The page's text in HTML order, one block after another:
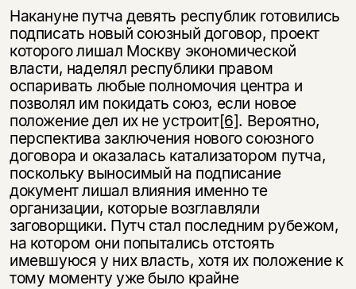
Накануне путча девять республик готовились
подписать новый союзный договор, проект
которого лишал Москву экономической
власти, наделял республики правом
оспаривать любые полномочия центра и
позволял им покидать союз, если новое
положение дел их не устроит[6]. Вероятно,
перспектива заключения нового союзного
договора и оказалась катализатором путча,
поскольку выносимый на подписание
документ лишал влияния именно те
организации, которые возглавляли
заговорщики. Путч стал последним рубежом,
на котором они попытались отстоять
имевшуюся у них власть, хотя их положение к
тому моменту уже было крайне
подписаться
подписаться
да
нет, вернуться назад